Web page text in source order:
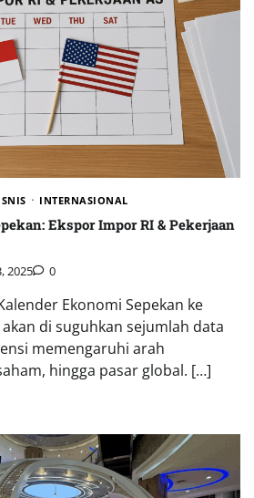
INTERNASIONAL
Ekspor Impor RI & Pekerjaan
2025 0
Ekonomi Sepekan ke
di suguhkan sejumlah data
memengaruhi arah
hingga pasar global. […]